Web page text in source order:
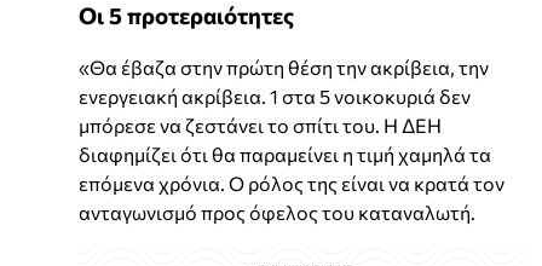
Οι 5 προτεραιότητες
«Θα έβαζα στην πρώτη θέση την ακρίβεια, την
ενεργειακή ακρίβεια. 1 στα 5 νοικοκυριά δεν
μπόρεσε να ζεστάνει το σπίτι του. Η ΔΕΗ
διαφημίζει ότι θα παραμείνει η τιμή χαμηλά τα
επόμενα χρόνια. Ο ρόλος της είναι να κρατά τον
ανταγωνισμό προς όφελος του καταναλωτή.